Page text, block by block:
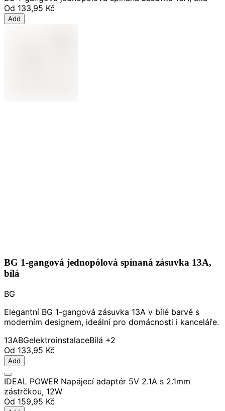
Od 133,95 Kč
Add
BG 1-gangová jednopólová spínaná zásuvka 13A,
bílá
BG
Elegantní BG 1-gangová zásuvka 13A v bílé barvě s
moderním designem, ideální pro domácnosti i kanceláře.
13ABGelektroinstalaceBílá +2
Od 133,95 Kč
Add
IDEAL POWER Napájecí adaptér 5V 2.1A s 2.1mm
zástrčkou, 12W
Od 159,95 Kč